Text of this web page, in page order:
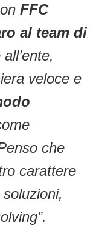
FFC
al team di
veloce e
che
carattere